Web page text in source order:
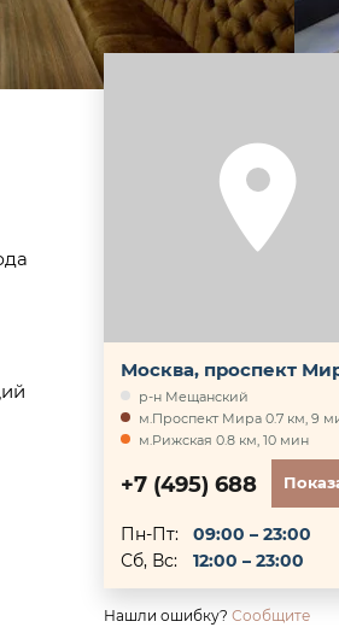
Москва, проспект
р-н Мещанский
м.Проспект Мира 0.7 км, 9
м.Рижская 0.8 км, 10 мин
+7 (495) 688
Пн-Пт:
09:00 – 23:00
Сб, Вс:
12:00 – 23:00
Нашли ошибку? Сообщите